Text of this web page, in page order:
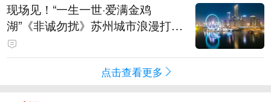
现场见！“一生一世·爱满金鸡
湖”《非诚勿扰》苏州城市浪漫打卡
季来袭
点击查看更多